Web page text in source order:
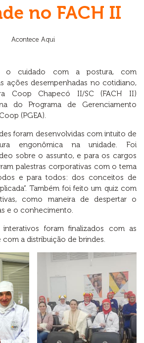
no FACH II
Acontece Aqui
o cuidado com a postura, com
ações desempenhadas no cotidiano,
Coop Chapecó II/SC (FACH II)
do Programa de Gerenciamento
(PGEA).
foram desenvolvidas com intuito de
engonômica na unidade. Foi
sobre o assunto, e para os cargos
palestras corporativas com o tema
e para todos: dos conceitos de
Também foi feito um quiz com
como maneira de despertar o
e o conhecimento.
foram finalizados com as
a distribuição de brindes.